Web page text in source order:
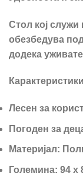
Стол кој служи
обезбедува
додека
Лесен за
Погоден за
Материјал:
Големина: 94 x